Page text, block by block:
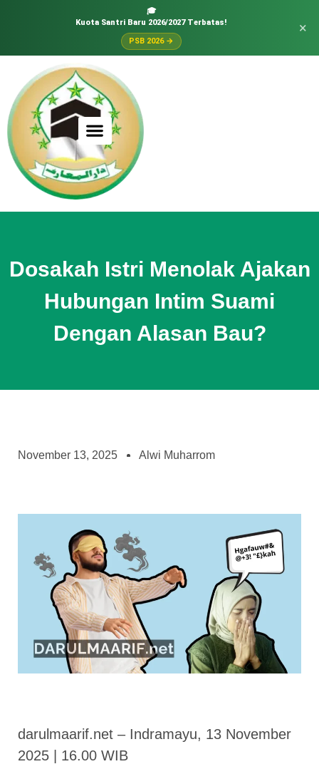
🎓
Kuota Santri Baru 2026/2027 Terbatas!
PSB 2026 →
×
Dosakah Istri Menolak Ajakan
Hubungan Intim Suami
Dengan Alasan Bau?
November 13, 2025 Alwi Muharrom
darulmaarif.net – Indramayu, 13 November
2025 | 16.00 WIB